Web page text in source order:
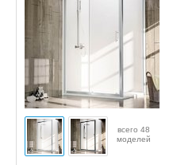
всего 48
моделей